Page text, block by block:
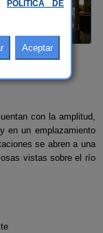
con la amplitud,
en un emplazamiento
se abren a una
vistas sobre el río
POLÍTICA DE